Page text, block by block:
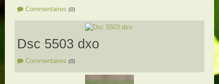
Commentaires (0)
Dsc 5503 dxo
Commentaires (0)